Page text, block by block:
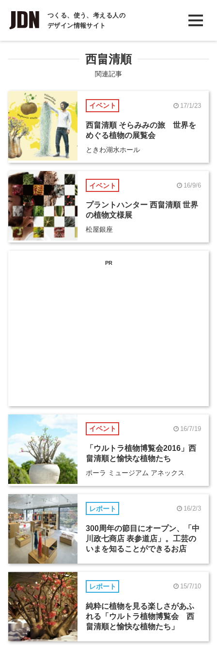
つくる、使う、考える人の
デザイン情報サイト
INTERVIEW
インタビュー
COLUMN
コラム
西畠清順
関連記事
イベント 17/1/23
西畠清順 そらみみの旅 世界を
めぐる植物の展覧会
ときわ湖水ホール
イベント 16/9/6
プラントハンター 西畠清順 世界
の植物文様展
松屋銀座
PR
イベント 16/7/19
「ウルトラ植物博覧会2016」西
畠清順と愉快な植物たち
ポーラ ミュージアム アネックス
レポート 16/2/3
300周年の節目にオープン、「中
川政七商店 表参道店」。工芸の
いまを知ることができるお店
レポート 15/7/10
純粋に植物を見る楽しさがあふ
れる「ウルトラ植物博覧会 西
畠清順と愉快な植物たち」